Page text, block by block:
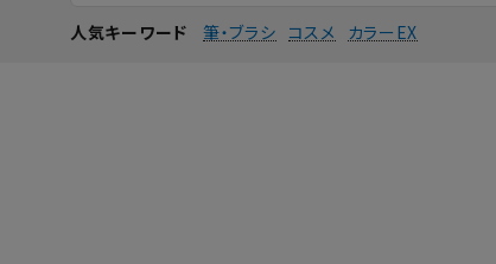
人気キーワード 筆・ブラシ コスメ カラーEX